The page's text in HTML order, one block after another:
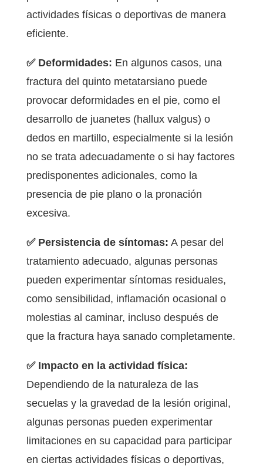
actividades físicas o deportivas de manera
eficiente.
✅ Deformidades: En algunos casos, una
fractura del quinto metatarsiano puede
provocar deformidades en el pie, como el
desarrollo de juanetes (hallux valgus) o
dedos en martillo, especialmente si la lesión
no se trata adecuadamente o si hay factores
predisponentes adicionales, como la
presencia de pie plano o la pronación
excesiva.
✅ Persistencia de síntomas: A pesar del
tratamiento adecuado, algunas personas
pueden experimentar síntomas residuales,
como sensibilidad, inflamación ocasional o
molestias al caminar, incluso después de
que la fractura haya sanado completamente.
✅ Impacto en la actividad física:
Dependiendo de la naturaleza de las
secuelas y la gravedad de la lesión original,
algunas personas pueden experimentar
limitaciones en su capacidad para participar
en ciertas actividades físicas o deportivas,